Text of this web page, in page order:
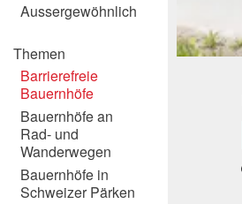
Aussergewöhnlich
Themen
Barrierefreie
Bauernhöfe
Bauernhöfe an
Rad- und
Wanderwegen
Bauernhöfe in
Schweizer Pärken